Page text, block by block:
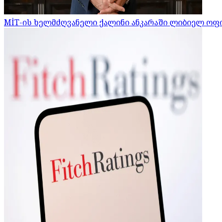
MİT-ის ხელმძღვანელი ქალინი ანკარაში ლიბიელ